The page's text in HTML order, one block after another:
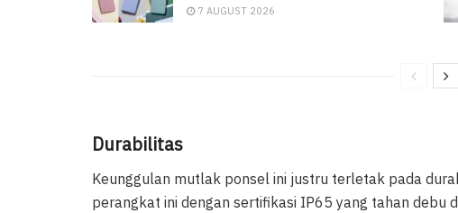
7 AUGUST 2026
Durabilitas
Keunggulan mutlak ponsel ini justru terletak pada
perangkat ini dengan sertifikasi IP65 yang tahan debu